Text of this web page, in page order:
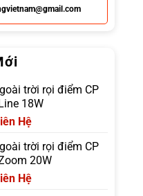
trời rọi điểm CP
18W
Hệ
trời rọi điểm CP
20W
Hệ